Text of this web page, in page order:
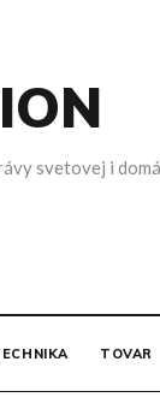
svetovej i
TOVAR